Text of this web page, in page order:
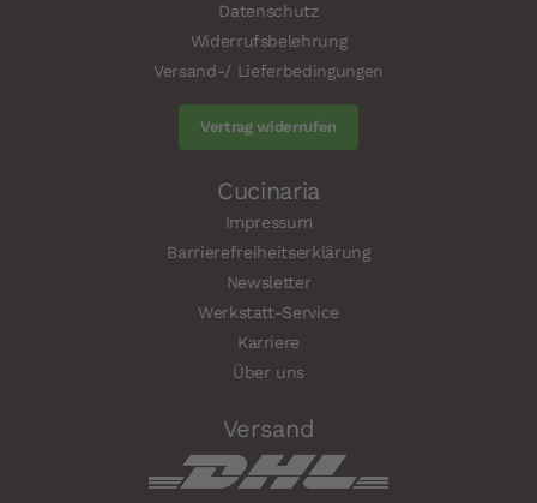
Datenschutz
Widerrufsbelehrung
Versand-/ Lieferbedingungen
Vertrag widerrufen
Cucinaria
Impressum
Barrierefreiheitserklärung
Newsletter
Werkstatt-Service
Karriere
Über uns
Versand